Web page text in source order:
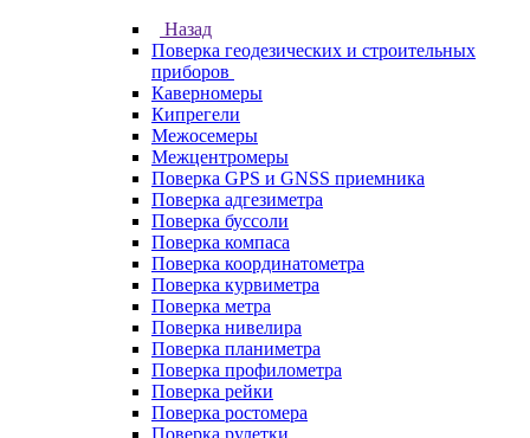
Назад
Поверка геодезических и строительных
приборов
Каверномеры
Кипрегели
Межосемеры
Межцентромеры
Поверка GPS и GNSS приемника
Поверка адгезиметра
Поверка буссоли
Поверка компаса
Поверка координатометра
Поверка курвиметра
Поверка метра
Поверка нивелира
Поверка планиметра
Поверка профилометра
Поверка рейки
Поверка ростомера
Поверка рулетки